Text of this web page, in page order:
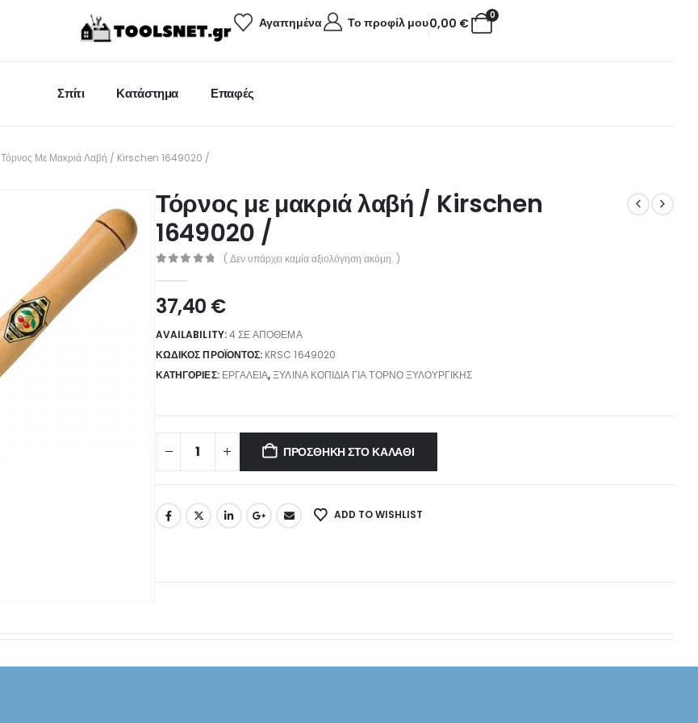
Αγαπημένα Το προφίλ μου 0
0,00 €
Σπίτι Κατάστημα Επαφές
Τόρνος Με Μακριά Λαβή / Kirschen 1649020 /
Τόρνος με μακριά λαβή / Kirschen
1649020 /
( Δεν υπάρχει καμία αξιολόγηση ακόμη. )
37,40 €
AVAILABILITY:4 ΣΕ ΑΠΌΘΕΜΑ
ΚΩΔΙΚΌΣ ΠΡΟΪΌΝΤΟΣ: KRSC 1649020
ΚΑΤΗΓΟΡΊΕΣ: ΕΡΓΑΛΕΊΑ,ΞΎΛΙΝΑ ΚΟΠΊΔΙΑ ΓΙΑ ΤΌΡΝΟ ΞΥΛΟΥΡΓΙΚΉΣ
ΠΡΟΣΘΉΚΗ ΣΤΟ ΚΑΛΆΘΙ
ADD TO WISHLIST